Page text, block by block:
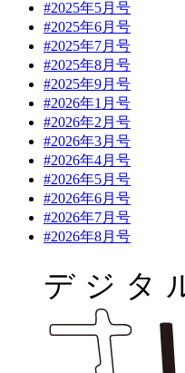
#2025年5月号
#2025年6月号
#2025年7月号
#2025年8月号
#2025年9月号
#2026年1月号
#2026年2月号
#2026年3月号
#2026年4月号
#2026年5月号
#2026年6月号
#2026年7月号
#2026年8月号